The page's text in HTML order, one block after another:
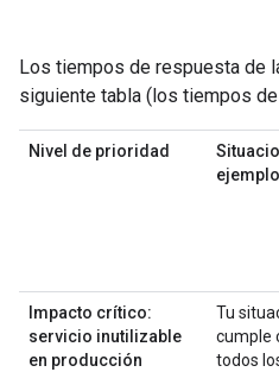
Los tiempos de respuesta de
siguiente tabla (los tiempos
Nivel de prioridad
ejemplo
Impacto crítico:
servicio inutilizable
en producción
Tu
cumple
todos